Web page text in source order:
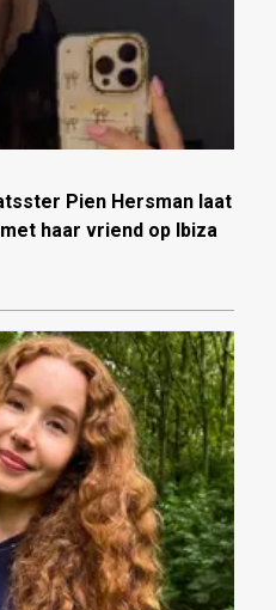
Pien Hersman laat
haar vriend op Ibiza